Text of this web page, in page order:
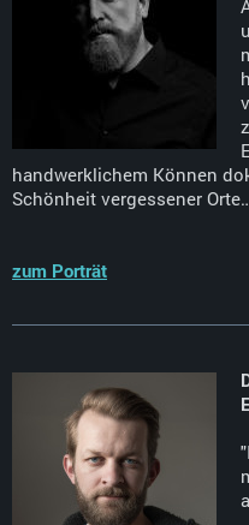
handwerklichem Können
Schönheit vergessener
zum Porträt